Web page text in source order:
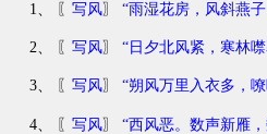
1、 〖 写风〗 “雨湿花房，风斜燕
2、 〖 写风〗 “日夕北风紧，寒林
3、 〖 写风〗 “朔风万里入衣多，
4、 〖 写风〗 “西风恶。数声新雁